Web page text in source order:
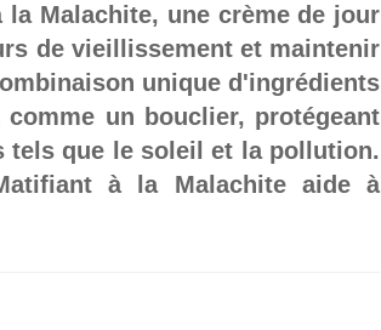
Malachite, une crème de jour
de vieillissement et maintenir
unique d'ingrédients
un bouclier, protégeant
tels que le soleil et la pollution.
à la Malachite aide à